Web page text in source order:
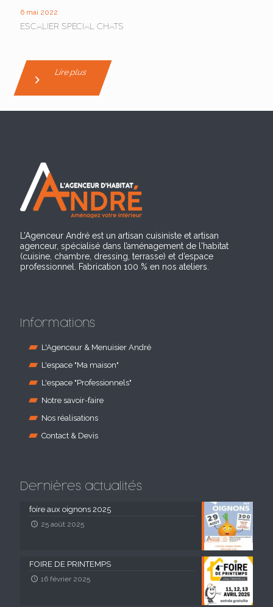
6 mai 2022
ESCALIER SPECIAL CHATS
Lire plus
L’Agenceur André est un artisan cuisiniste et artisan
agenceur, spécialisé dans l’aménagement de l'habitat
(cuisine, chambre, dressing, terrasse) et d’espace
professionnel. Fabrication 100 % en nos ateliers.
Informations
L'Agenceur & Menuisier André
L'espace "Ma maison"
L'espace "Professionnels"
Notre savoir-faire
Nos réalisations
Contact & Devis
Dernières actualités
foire aux oignons 2025
25 août 2025
FOIRE DE PRINTEMPS
16 février 2025